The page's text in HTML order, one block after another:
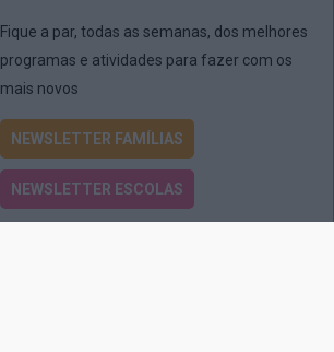
Fique a par, todas as semanas, dos melhores
programas e atividades para fazer com os
mais novos
NEWSLETTER FAMÍLIAS
NEWSLETTER ESCOLAS